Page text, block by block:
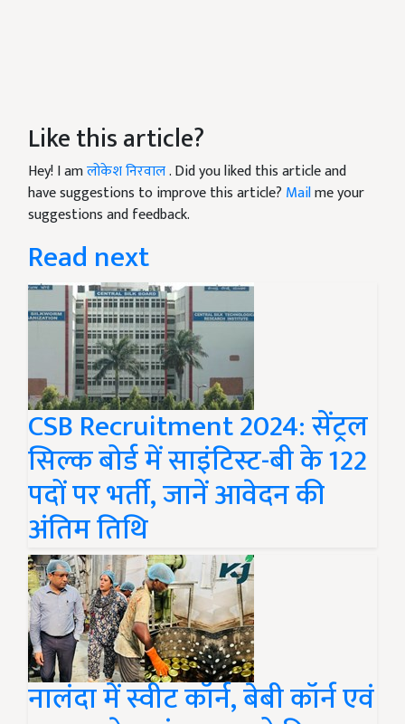
Like this article?
Hey! I amलोकेश निरवाल. Did you liked this article and
have suggestions to improve this article? Mailme your
suggestions and feedback.
Read next
CSB Recruitment 2024: सेंट्रल
सिल्क बोर्ड में साइंटिस्ट-बी के 122
पदों पर भर्ती, जानें आवेदन की
अंतिम तिथि
नालंदा में स्वीट कॉर्न, बेबी कॉर्न एवं